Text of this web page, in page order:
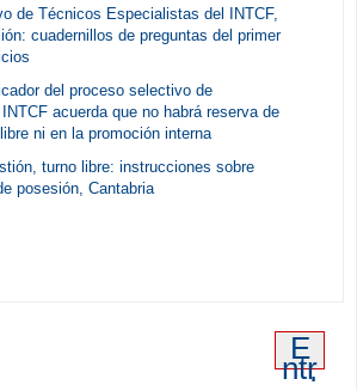
de Técnicos Especialistas del INTCF,
cuadernillos de preguntas del primer
del proceso selectivo de
acuerda que no habrá reserva de
ni en la promoción interna
turno libre: instrucciones sobre
posesión, Cantabria
E
ntr